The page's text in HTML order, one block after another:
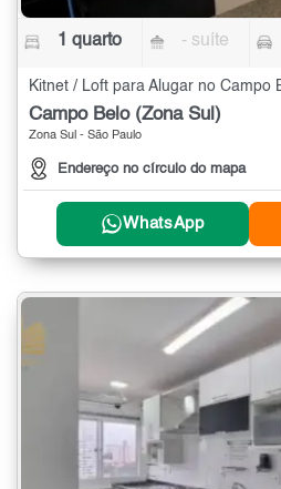
1 quarto - suíte
Campo Belo (Zona Sul)
Zona Sul - São Paulo
Endereço no círculo do mapa
WhatsApp